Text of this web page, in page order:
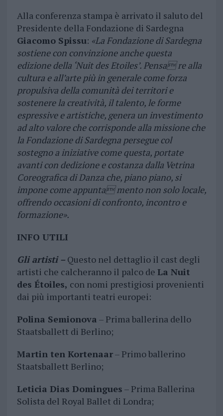
Alla conferenza stampa è arrivato il saluto del
Presidente della Fondazione di Sardegna
Giacomo Spissu: «La Fondazione di Sardegna
sostiene con convinzione anche questa
edizione della ‘Nuit des Etoiles’. Pensa re alla
cultura e all’arte più in generale come forza
propulsiva della comunità dei territori e
sostenere la creatività, il talento, le forme
espressive e artistiche, genera un investimento
ad alto valore che corrisponde alla missione che
la Fondazione di Sardegna persegue col
sostegno a iniziative come questa, portate
avanti con dedizione e costanza dalla Vetrina
Coreografica di Danza che, piano piano, si
impone come appunta mento non solo locale,
offrendo occasioni di confronto, incontro e
formazione».
INFO UTILI
Gli artisti – Questo nel dettaglio il cast degli
artisti che calcheranno il palco de La Nuit
des Étoiles, con nomi prestigiosi provenienti
dai più importanti teatri europei:
Polina Semionova – Prima ballerina dello
Staatsballett di Berlino;
Martin ten Kortenaar– Primo ballerino
Staatsballett Berlino;
Leticia Dias Domingues – Prima Ballerina
Solista del Royal Ballet di Londra;